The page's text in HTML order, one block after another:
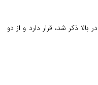
ذکر شد، قرار دارد و از دو